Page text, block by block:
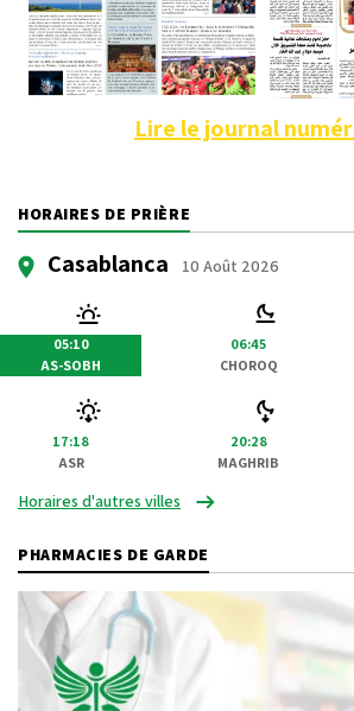
Lire le journal
HORAIRES DE PRIÈRE
Casablanca 10 Août 2026
05:10
AS-SOBH
06:45
CHOROQ
17:18
ASR
20:28
MAGHRIB
Horaires d'autres villes
PHARMACIES DE GARDE